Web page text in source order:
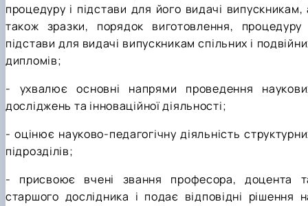
процедуру і підстави для його видачі випускникам,
також зразки, порядок виготовлення, процедуру
підстави для видачі випускникам спільних і
дипломів;
- ухвалює основні напрями проведення
досліджень та інноваційної діяльності;
- оцінює науково-педагогічну діяльність
підрозділів;
- присвоює вчені звання професора, доцента
старшого дослідника і подає відповідні рішення